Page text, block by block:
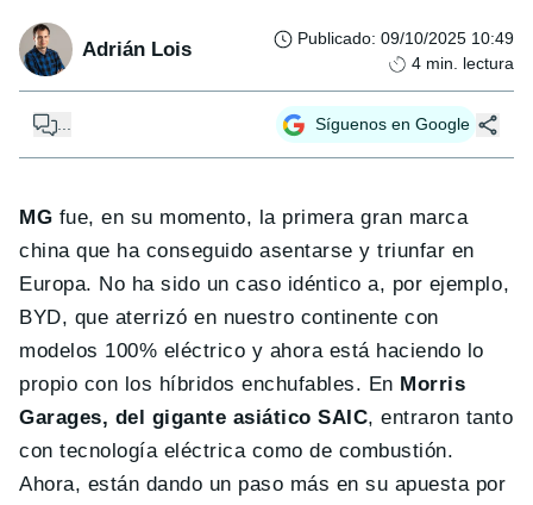
Adrián Lois Publicado: 09/10/2025 10:49
4 min. lectura
... Síguenos en Google
MG fue, en su momento, la primera gran marca
china que ha conseguido asentarse y triunfar en
Europa. No ha sido un caso idéntico a, por ejemplo,
BYD, que aterrizó en nuestro continente con
modelos 100% eléctrico y ahora está haciendo lo
propio con los híbridos enchufables. En Morris
Garages, del gigante asiático SAIC, entraron tanto
con tecnología eléctrica como de combustión.
Ahora, están dando un paso más en su apuesta por